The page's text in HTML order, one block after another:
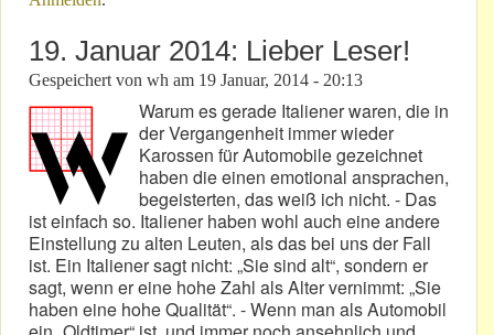
19. Januar 2014: Lieber Leser!
Gespeichert von wh am 19 Januar, 2014 - 20:13
Warum es gerade Italiener waren, die in
der Vergangenheit immer wieder
Karossen für Automobile gezeichnet
haben die einen emotional ansprachen,
begeisterten, das weiß ich nicht. - Das
ist einfach so. Italiener haben wohl auch eine andere
Einstellung zu alten Leuten, als das bei uns der Fall
ist. Ein Italiener sagt nicht: „Sie sind alt“, sondern er
sagt, wenn er eine hohe Zahl als Alter vernimmt: „Sie
haben eine hohe Qualität“. - Wenn man als Automobil